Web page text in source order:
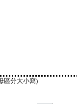
區分大小寫)